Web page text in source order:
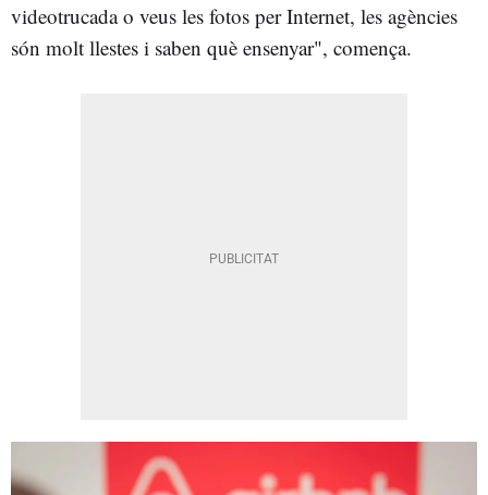
videotrucada o veus les fotos per Internet, les agències
són molt llestes i saben què ensenyar", comença.